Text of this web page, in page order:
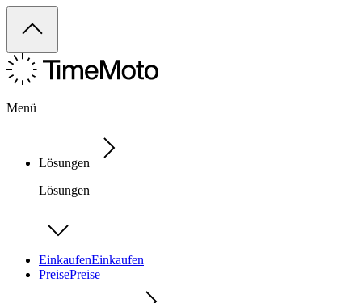
Menü
Lösungen
Lösungen
EinkaufenEinkaufen
PreisePreise